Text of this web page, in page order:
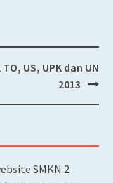
US, UPK dan UN
2013
SMKN 2